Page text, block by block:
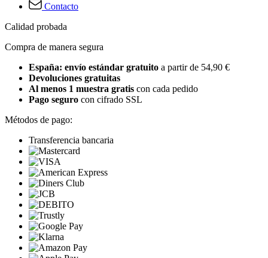
Contacto
Calidad probada
Compra de manera segura
España: envío estándar gratuito a partir de 54,90 €
Devoluciones gratuitas
Al menos 1 muestra gratis con cada pedido
Pago seguro con cifrado SSL
Métodos de pago:
Transferencia bancaria